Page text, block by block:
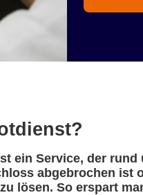
ein Service, der
abgebrochen
lösen. So erspart